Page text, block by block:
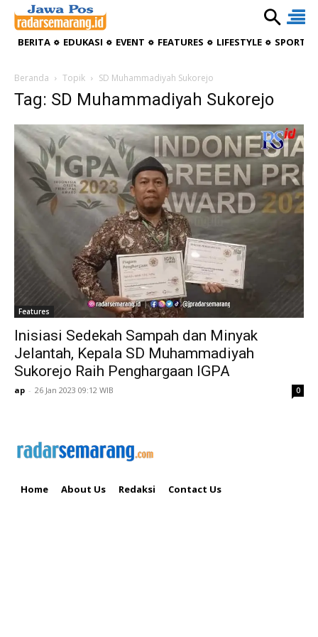
BERITA EDUKASI EVENT FEATURES LIFESTYLE
Beranda Topik SD Muhammadiyah Sukorejo
Tag: SD Muhammadiyah Sukorejo
Features
Inisiasi Sedekah Sampah dan Minyak
Jelantah, Kepala SD Muhammadiyah
Sukorejo Raih Penghargaan IGPA
ap - 26 Jan 2023 09:12 WIB 0
Home About Us Redaksi Contact Us